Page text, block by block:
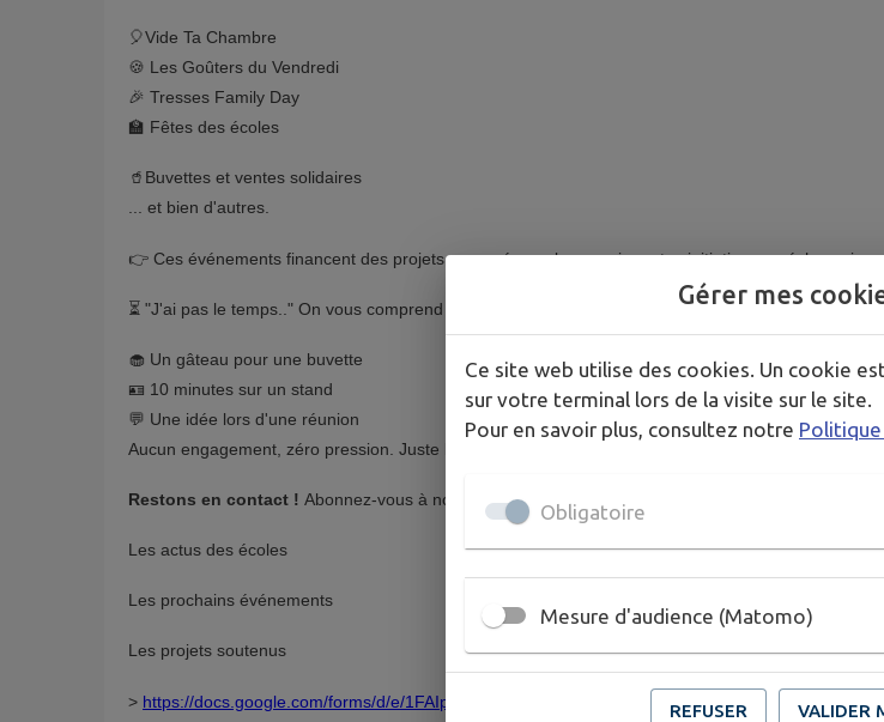
🎈Vide Ta Chambre
🍪 Les Goûters du Vendredi
🎉 Tresses Family Day
🏫 Fêtes des écoles
🥤Buvettes et ventes solidaires
... et bien d'autres.
👉 Ces événements financent des projets proposés par les enseignants : initiation aux échecs,
⏳ "J'ai pas le temps.." On vous comprend ! 🍼 Boulot, enfants, lessives, devoirs... on est tous
🧁 Un gâteau pour une buvette
🪪 10 minutes sur un stand
💬 Une idée lors d'une réunion
Aucun engagement, zéro pression. Juste l'envie de contribuer à sa manière !
Restons en contact ! Abonnez-vous à notre newsletter 🗞️ pour recevoir :
Les actus des écoles
Les prochains événements
Les projets soutenus
> https://docs.google.com/forms/d/e/1FAIpQLSchHjTzxjLxyh0yBh0JqZE7Uaf-
Gérer mes
Ce site web utilise des cookies. Un cookie
sur votre terminal lors de la visite sur le site.
Pour en savoir plus, consultez notre
Obligatoire
Mesure d'audience (Matomo)
REFUSER VALIDER